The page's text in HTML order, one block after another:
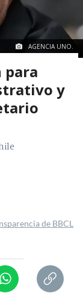
AGENCIA UNO.
para
y
de BBCL